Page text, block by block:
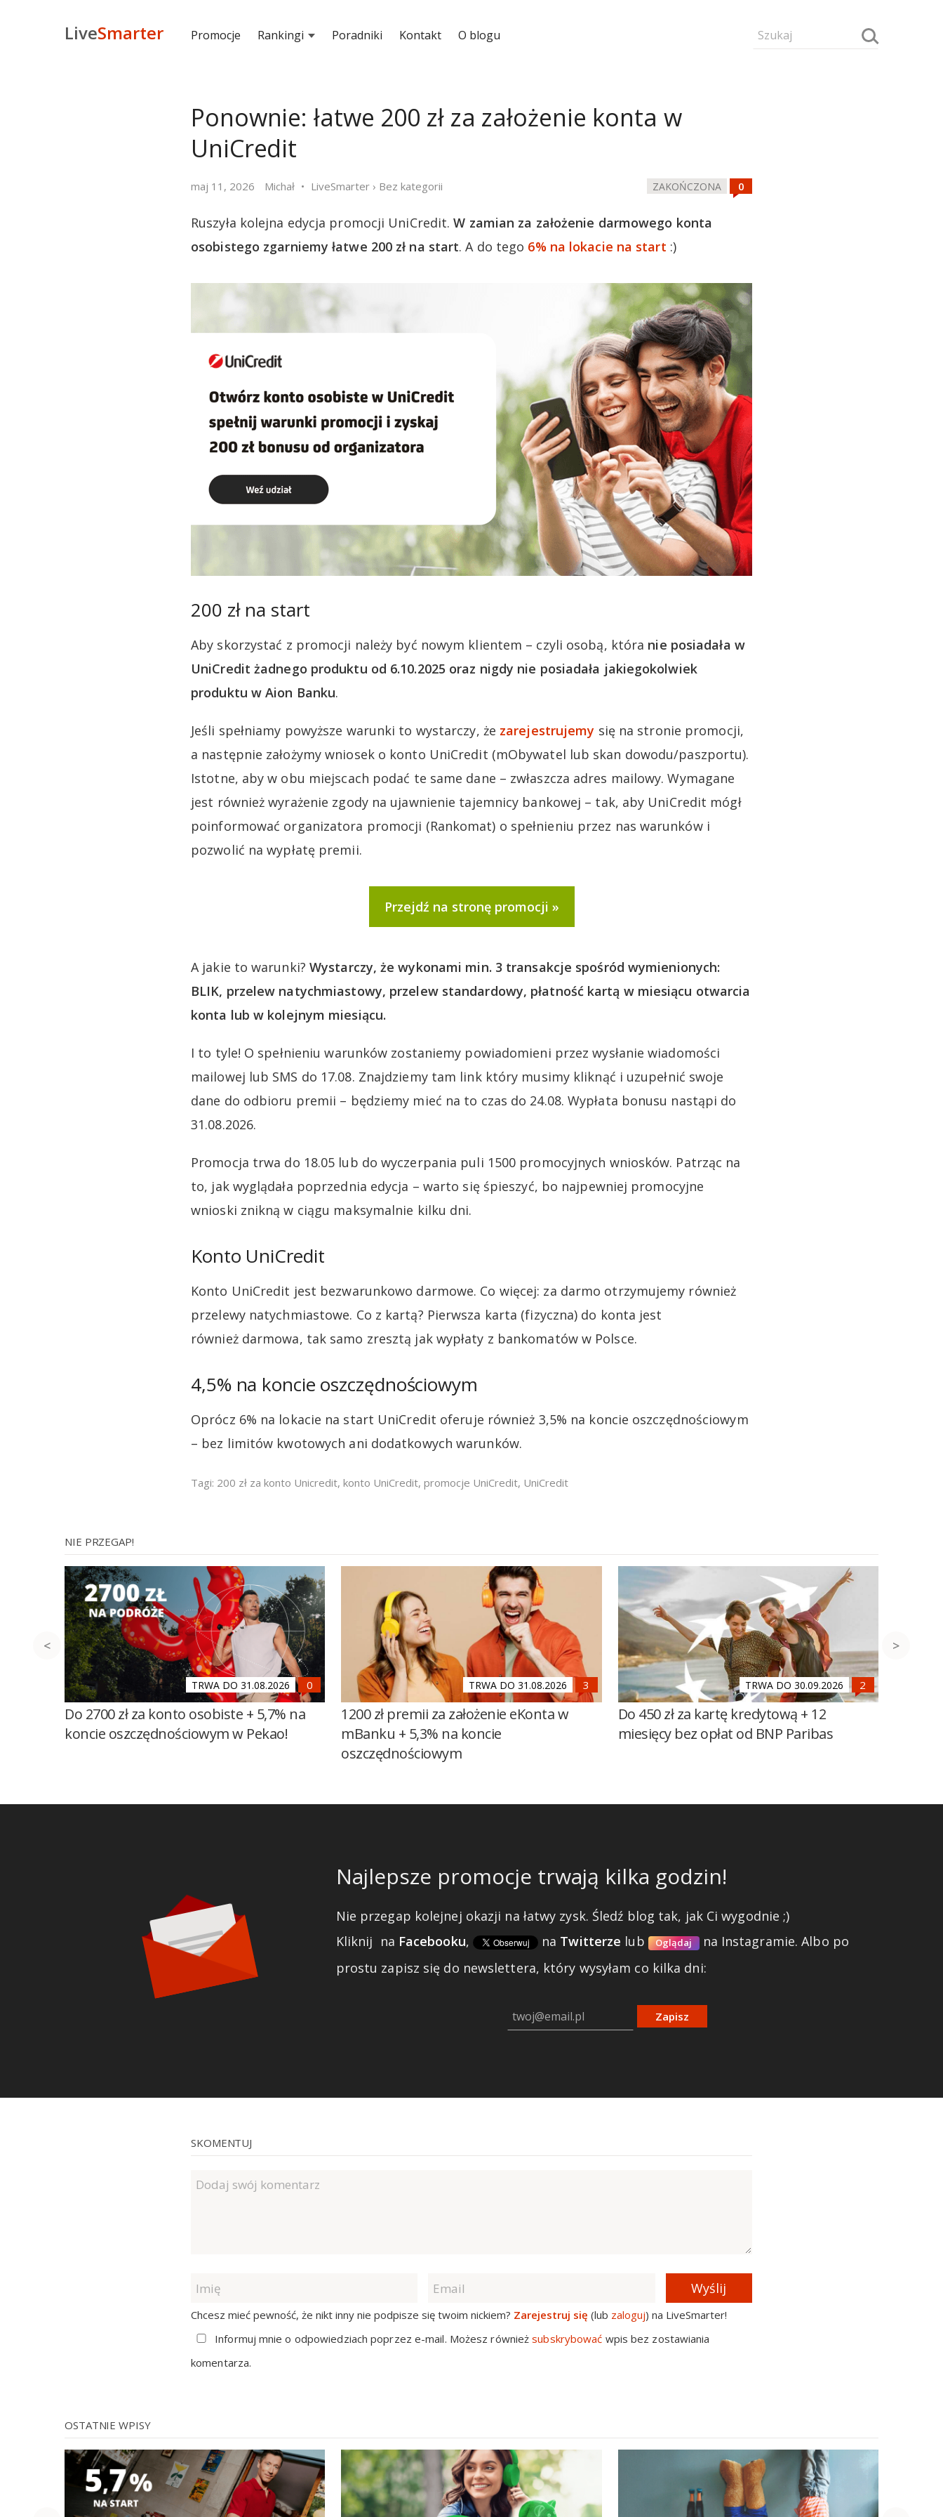
LiveSmarter Promocje Rankingi Poradniki Kontakt O blogu
Ponownie: łatwe 200 zł za założenie konta w
UniCredit
maj 11, 2026 Michał LiveSmarter › Bez kategorii ZAKOŃCZONA
Ruszyła kolejna edycja promocji UniCredit.W zamian za założenie darmowego konta
osobistego zgarniemy łatwe 200 zł na start. A do tego 6% na lokacie na start :)
200 zł na start
Aby skorzystać z promocji należy być nowym klientem – czyli osobą, która nie posiadała w
UniCredit żadnego produktu od 6.10.2025 oraz nigdy nie posiadała jakiegokolwiek
produktu w Aion Banku.
Jeśli spełniamy powyższe warunki to wystarczy, że zarejestrujemy się na stronie promocji,
a następnie założymy wniosek o konto UniCredit (mObywatel lub skan dowodu/paszportu).
Istotne, aby w obu miejscach podać te same dane – zwłaszcza adres mailowy. Wymagane
jest również wyrażenie zgody na ujawnienie tajemnicy bankowej – tak, aby UniCredit mógł
poinformować organizatora promocji (Rankomat) o spełnieniu przez nas warunków i
pozwolić na wypłatę premii.
Przejdź na stronę promocji
A jakie to warunki? Wystarczy, że wykonami min. 3 transakcje spośród wymienionych:
BLIK, przelew natychmiastowy, przelew standardowy, płatność kartą w miesiącu otwarcia
konta lub w kolejnym miesiącu.
I to tyle! O spełnieniu warunków zostaniemy powiadomieni przez wysłanie wiadomości
mailowej lub SMS do 17.08. Znajdziemy tam link który musimy kliknąć i uzupełnić swoje
dane do odbioru premii – będziemy mieć na to czas do 24.08. Wypłata bonusu nastąpi do
31.08.2026.
Promocja trwa do 18.05 lub do wyczerpania puli 1500 promocyjnych wniosków. Patrząc na
to, jak wyglądała poprzednia edycja – warto się śpieszyć, bo najpewniej promocyjne
wnioski znikną w ciągu maksymalnie kilku dni.
Konto UniCredit
Konto UniCredit jest bezwarunkowo darmowe. Co więcej: za darmo otrzymujemy również
przelewy natychmiastowe. Co z kartą? Pierwsza karta (fizyczna) do konta jest
również darmowa, tak samo zresztą jak wypłaty z bankomatów w Polsce.
4,5% na koncie oszczędnościowym
Oprócz 6% na lokacie na start UniCredit oferuje również 3,5% na koncie oszczędnościowym
– bez limitów kwotowych ani dodatkowych warunków.
Tagi: 200 zł za konto Unicredit, konto UniCredit, promocje UniCredit, UniCredit
NIE PRZEGAP!
TRWA DO 31.08.2026
Do 2700 zł za konto osobiste + 5,7% na
koncie oszczędnościowym w Pekao!
TRWA DO 31.08.2026
1200 zł premii za założenie eKonta w
mBanku + 5,3% na koncie
oszczędnościowym
TRWA DO 30.09.2026
Do 450 zł za kartę kredytową + 12
miesięcy bez opłat od BNP Paribas
Najlepsze promocje trwają kilka godzin!
Nie przegap kolejnej okazji na łatwy zysk. Śledź blog tak, jak Ci wygodnie ;)
Kliknij na Facebooku, na Twitterze lub Oglądaj na Instagramie.Albo po
prostu zapisz się do newslettera, który wysyłam co kilka dni:
Zapisz
SKOMENTUJ
Wyślij
Chcesz mieć pewność, że nikt inny nie podpisze się twoim nickiem? Zarejestruj się (lub zaloguj) na LiveSmarter!
Informuj mnie o odpowiedziach poprzez e-mail. Możesz równieżsubskrybować wpis bez zostawiania
komentarza.
OSTATNIE WPISY